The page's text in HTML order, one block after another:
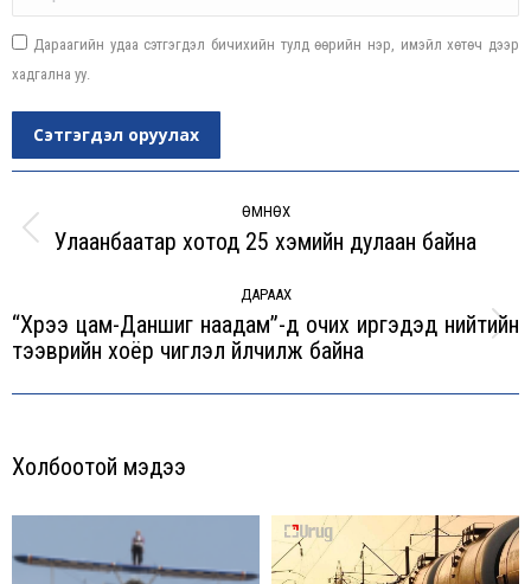
Дараагийн удаа сэтгэгдэл бичихийн тулд өөрийн нэр, имэйл хөтөч дээр
хадгална уу.
Сэтгэгдэл оруулах
navigation
ӨМНӨХ
Previous
Улаанбаатар хотод 25 хэмийн дулаан байна
ДАРААХ
Next
“Хүрээ цам-Даншиг наадам”-д очих иргэдэд нийтийн
тээврийн хоёр чиглэл үйлчилж байна
Холбоотой мэдээ